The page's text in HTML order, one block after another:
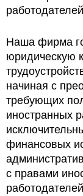
Наша фирма
юридическую
начиная с
требующих
иностранных
финансовых
с правами